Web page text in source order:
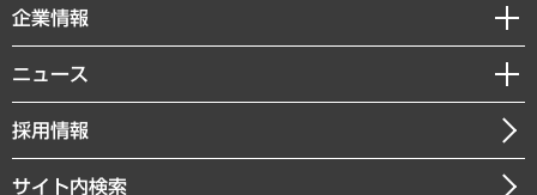
共生・ダイバーシティ
GRC（ガバナンス・リスク・コンプライアンス）・防災（政策）
経済・産業・雇用・労働
コラム
経営用語集
受託・受注実績（官公庁関連）
セミナー・イベント情報
MUFGビジネスセミナー
受託案件情報
企業情報
私たちの想い
社長メッセージ
会社概要
ニュース
ニュースリリース
お知らせ
採用情報
サイト内検索